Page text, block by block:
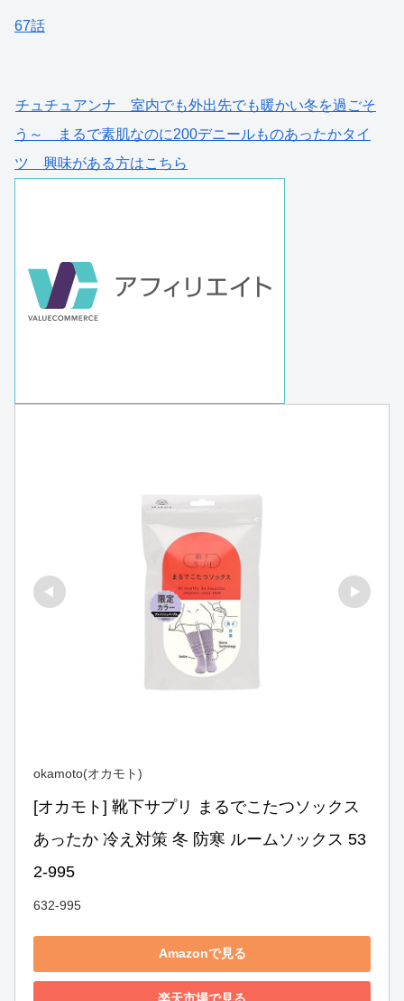
67話
チュチュアンナ 室内でも外出先でも暖かい冬を過ごそ
う～ まるで素肌なのに200デニールものあったかタイ
ツ 興味がある方はこちら
okamoto(オカモト)
[オカモト] 靴下サプリ まるでこたつソックス
あったか 冷え対策 冬 防寒 ルームソックス 53
2-995
632-995
Amazonで見る